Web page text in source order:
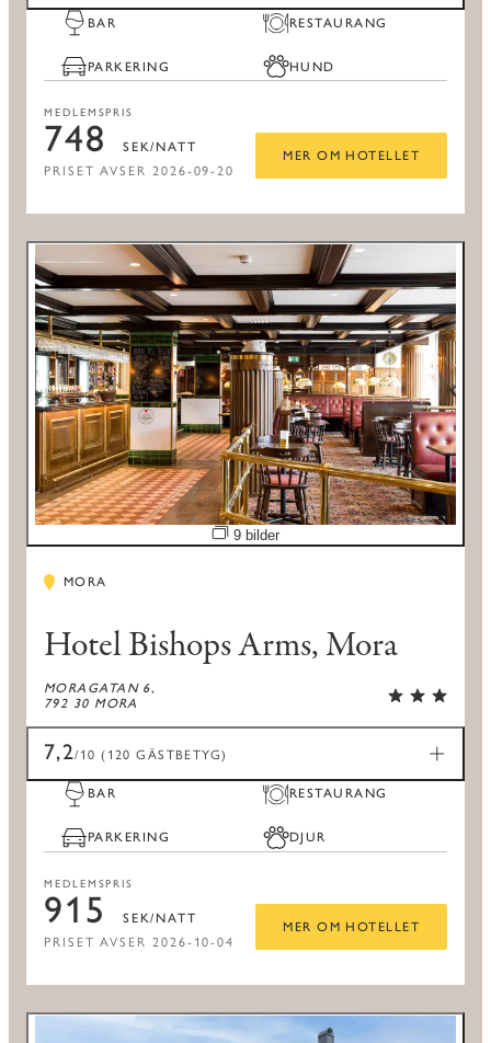
BAR RESTAURANG
PARKERING HUND
MEDLEMSPRIS
748 SEK/NATT
PRISET AVSER 2026-09-20
MER OM HOTELLET
Öppna bildspel
9 bilder
MORA
Hotel Bishops Arms, Mora
MORAGATAN 6,
792 30 MORA
7,2/10 (120 GÄSTBETYG)
BAR RESTAURANG
PARKERING DJUR
MEDLEMSPRIS
915 SEK/NATT
PRISET AVSER 2026-10-04
MER OM HOTELLET